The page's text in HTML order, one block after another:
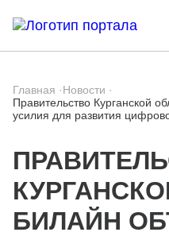
Главная ·Новости ·
Правительство Курганской
усилия для развития
БИЛАЙН